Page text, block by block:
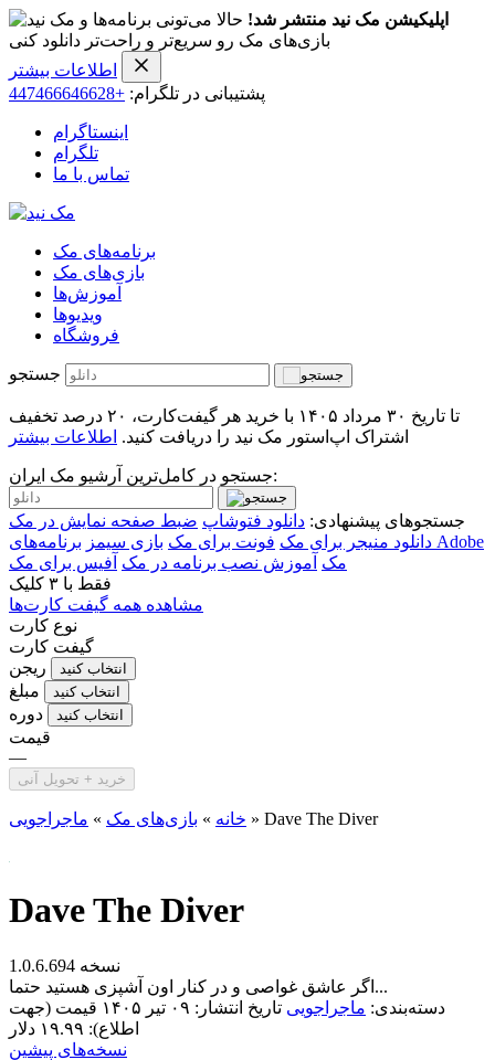
اپلیکیشن مک نید منتشر شد! حالا می‌تونی برنامه‌ها و
بازی‌های مک رو سریع‌تر و راحت‌تر دانلود کنی
اطلاعات بیشتر
پشتیبانی در تلگرام: +447466646628
اینستاگرام
تلگرام
تماس با ما
برنامه‌های مک
بازی‌های مک
آموزش‌ها
ویدیو‌ها
فروشگاه
جستجو
تا تاریخ ۳۰ مرداد ۱۴۰۵ با خرید هر گیفت‌کارت، ۲۰ درصد تخفیف
اشتراک اپ‌استور مک نید را دریافت کنید. اطلاعات بیشتر
جستجو در کامل‌ترین آرشیو مک ایران:
جستجوهای پیشنهادی: دانلود فتوشاپ ضبط صفحه نمایش در مک
دانلود منیجر برای مک فونت برای مک بازی سیمز برنامه‌های Adobe
مک آموزش نصب برنامه در مک آفیس برای مک
فقط با ۳ کلیک
مشاهده همه گیفت کارت‌ها
نوع کارت
گیفت کارت
ریجن
انتخاب کنید
مبلغ انتخاب کنید
دوره انتخاب کنید
قیمت
—
خرید + تحویل آنی
خانه » بازی‌های مک » ماجراجویی » Dave The Diver
Dave The Diver
نسخه 1.0.6.694
اگر عاشق غواصی و در کنار اون آشپزی هستید حتما...
دسته‌بندی: ماجراجویی تاریخ انتشار: ۰۹ تیر ۱۴۰۵
قیمت (جهت
اطلاع): ۱۹.۹۹ دلار
نسخه‌های پیشین